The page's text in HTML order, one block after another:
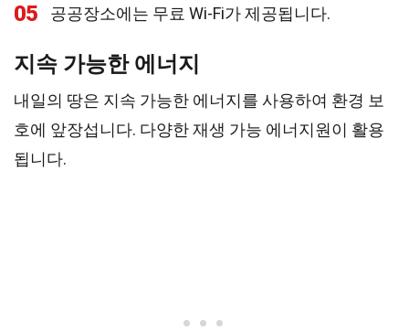
05 공공장소에는 무료 Wi-Fi가 제공됩니다.
지속 가능한 에너지
내일의 땅은 지속 가능한 에너지를 사용하여 환경 보
호에 앞장섭니다. 다양한 재생 가능 에너지원이 활용
됩니다.